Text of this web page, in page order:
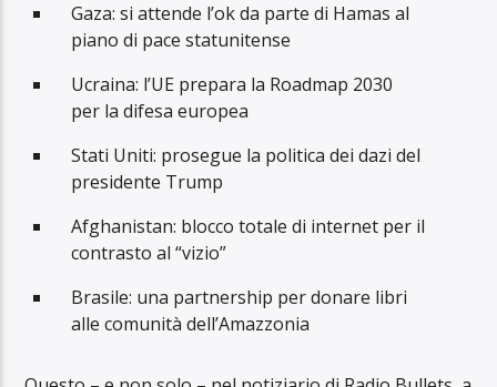
Gaza: si attende l’ok da parte di Hamas al
piano di pace statunitense
Ucraina: l’UE prepara la Roadmap 2030
per la difesa europea
Stati Uniti: prosegue la politica dei dazi del
presidente Trump
Afghanistan: blocco totale di internet per il
contrasto al “vizio”
Brasile: una partnership per donare libri
alle comunità dell’Amazzonia